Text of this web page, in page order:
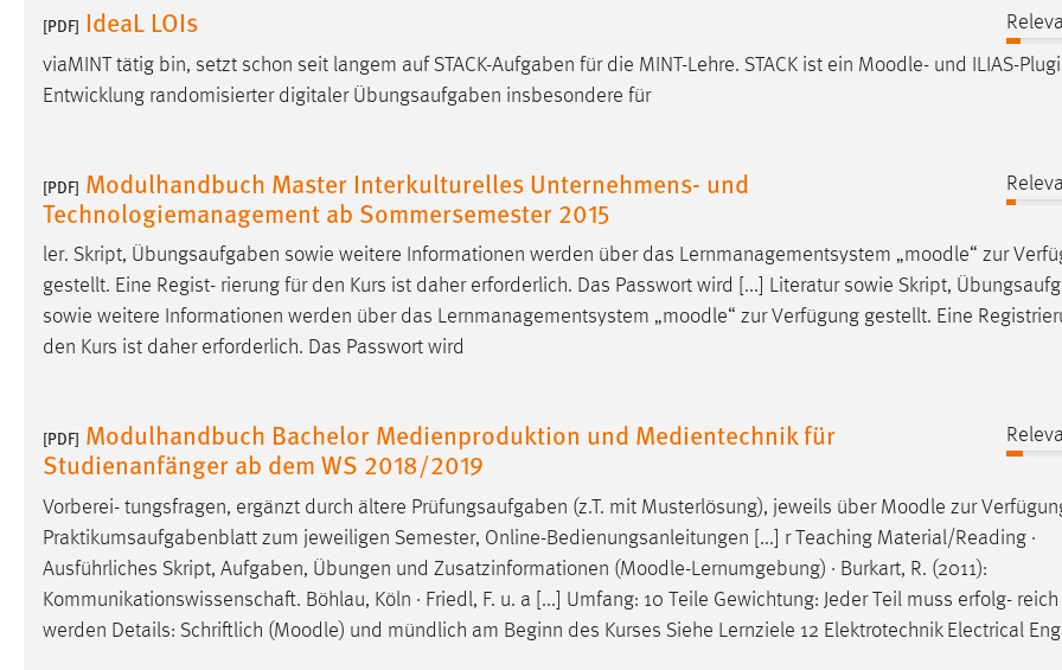
[PDF] IdeaL LOIs
viaMINT tätig bin, setzt schon seit langem auf STACK-Aufgaben für die MINT-Lehre. STACK ist ein Moodle- und ILIAS-
Entwicklung randomisierter digitaler Übungsaufgaben insbesondere für
[PDF] Modulhandbuch Master Interkulturelles Unternehmens- und
Technologiemanagement ab Sommersemester 2015
ler. Skript, Übungsaufgaben sowie weitere Informationen werden über das Lernmanagementsystem „moodle“ zur
gestellt. Eine Regist- rierung für den Kurs ist daher erforderlich. Das Passwort wird [...] Literatur sowie Skript,
sowie weitere Informationen werden über das Lernmanagementsystem „moodle“ zur Verfügung gestellt. Eine
den Kurs ist daher erforderlich. Das Passwort wird
[PDF] Modulhandbuch Bachelor Medienproduktion und Medientechnik für
Studienanfänger ab dem WS 2018/2019
Vorberei- tungsfragen, ergänzt durch ältere Prüfungsaufgaben (z.T. mit Musterlösung), jeweils über Moodle zur
Praktikumsaufgabenblatt zum jeweiligen Semester, Online-Bedienungsanleitungen [...] r Teaching Material/Reading ·
Ausführliches Skript, Aufgaben, Übungen und Zusatzinformationen (Moodle-Lernumgebung) · Burkart, R. (2011):
Kommunikationswissenschaft. Böhlau, Köln · Friedl, F. u. a [...] Umfang: 10 Teile Gewichtung: Jeder Teil muss erfolg-
werden Details: Schriftlich (Moodle) und mündlich am Beginn des Kurses Siehe Lernziele 12 Elektrotechnik Electrical
Zweck:
Sprache der Website.
Cookie Laufzeit:
Chat
Name:
MibewSessionID, MIBEW_UserID,
mibew_locale, mibew-chat-frame-style-
5e9dbeb1811c0446
Zweck:
Wird benötigt um die Chatfunktion
nutzen zu können.
Sitzungslaufzeit, mibew_locale = 3
Jahre, MIBEW_UserID = 1 Jahr
Login
Name: fe_user, be_user, be_lastLoginProvider
Zweck:
Dieser Cookie ist notwendig um sich an